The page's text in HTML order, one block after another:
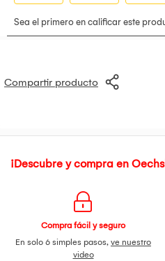
Compartir producto
¡Descubre y compra en
Compra fácil y seguro
En solo 6 simples pasos, ve nuestro
video